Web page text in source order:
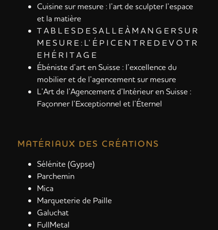
Cuisine sur mesure : l’art de sculpter l’espace
et la matière
T A B L E S D E S A L L E À M A N G E R S U R
M E S U R E : L’ É P I C E N T R E D E V O T R
E H É R I T A G E
Ébéniste d’art en Suisse : l’excellence du
mobilier et de l’agencement sur mesure
L’Art de l’Agencement d’Intérieur en Suisse :
Façonner l’Exceptionnel et l’Éternel
MATÉRIAUX DES CRÉATIONS
Sélénite (Gypse)
Parchemin
Mica
Marqueterie de Paille
Galuchat
FullMetal